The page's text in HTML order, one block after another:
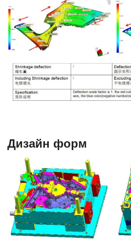
Дизайн форм